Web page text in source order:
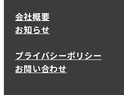
会社概要
お知らせ
プライバシーポリシー
お問い合わせ